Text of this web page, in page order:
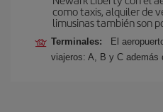
como taxis, alquiler de
limusinas también son
Terminales:
El
viajeros: A, B y C además